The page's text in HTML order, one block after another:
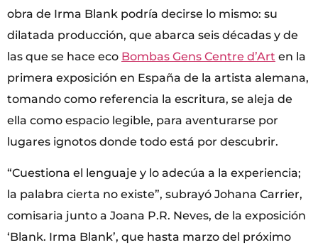
obra de Irma Blank podría decirse lo mismo: su
dilatada producción, que abarca seis décadas y de
las que se hace eco Bombas Gens Centre d’Art en la
primera exposición en España de la artista alemana,
tomando como referencia la escritura, se aleja de
ella como espacio legible, para aventurarse por
lugares ignotos donde todo está por descubrir.
“Cuestiona el lenguaje y lo adecúa a la experiencia;
la palabra cierta no existe”, subrayó Johana Carrier,
comisaria junto a Joana P.R. Neves, de la exposición
‘Blank. Irma Blank’, que hasta marzo del próximo